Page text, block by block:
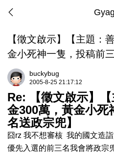
【徵文啟示】【主題：
金小死神一隻，投稿前
buckybug
2005-8-25 21:17:12
Re: 【徵文啟示】
金300萬，黃金小死
名送政宗兜】
囧rz 我不想審核 我的國文造
優先入選的前三名我會將政宗